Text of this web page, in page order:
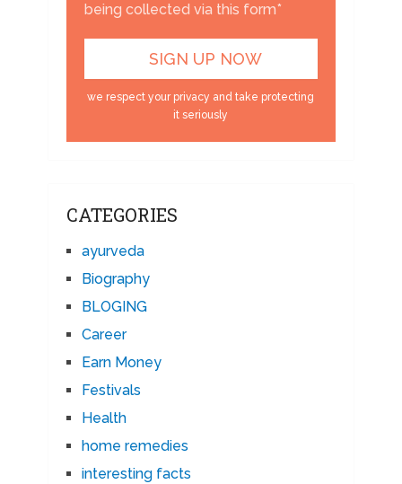
being collected via this form*
we respect your privacy and take protecting
it seriously
CATEGORIES
ayurveda
Biography
BLOGING
Career
Earn Money
Festivals
Health
home remedies
interesting facts